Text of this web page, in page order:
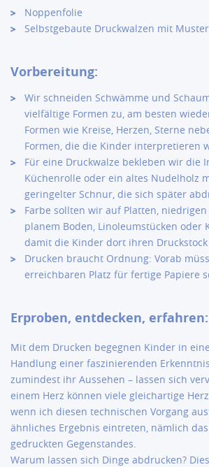
Noppenfolie
Selbstgebaute Druckwalzen mit Muster
Vorbereitung:
Wir schneiden Schwämme und
vielfältige Formen zu, am besten
Formen wie Kreise, Herzen, Sterne
Formen, die die Kinder interpretieren
Für eine Druckwalze bekleben wir die
Küchenrolle oder ein altes Nudelholz
geringelter Schnur, die sich später
Farbe sollten wir auf Platten,
planem Boden, Linoleumstücken oder
damit die Kinder dort ihren
Drucken braucht Ordnung: Vorab
erreichbaren Platz für fertige Papiere
Erproben, entdecken, erfahren:
Mit dem Drucken begegnen Kinder in
Handlung einer faszinierenden
zumindest ihr Aussehen – lassen sich
einem Herz können viele gleichartige
wenn ich diesen technischen Vorgang
ähnliches Ergebnis eintreten, nämlich
gedruckten Gegenstandes.
Warum lassen sich Dinge abdrucken?